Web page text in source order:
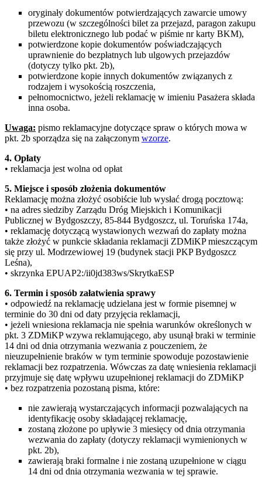
oryginały dokumentów potwierdzających zawarcie umowy
przewozu (w szczególności bilet za przejazd, paragon zakupu
biletu elektronicznego lub podać w piśmie nr karty BKM),
potwierdzone kopie dokumentów poświadczających
uprawnienie do bezpłatnych lub ulgowych przejazdów
(dotyczy tylko pkt. 2b),
potwierdzone kopie innych dokumentów związanych z
rodzajem i wysokością roszczenia,
pełnomocnictwo, jeżeli reklamację w imieniu Pasażera składa
inna osoba.
Uwaga: pismo reklamacyjne dotyczące spraw o których mowa w
pkt. 2b sporządza się na załączonym wzorze.
4. Opłaty
• reklamacja jest wolna od opłat
5. Miejsce i sposób złożenia dokumentów
Reklamację można złożyć osobiście lub wysłać drogą pocztową:
• na adres siedziby Zarządu Dróg Miejskich i Komunikacji
Publicznej w Bydgoszczy, 85-844 Bydgoszcz, ul. Toruńska 174a,
• reklamację dotyczącą wystawionych wezwań do zapłaty można
także złożyć w punkcie składania reklamacji ZDMiKP mieszczącym
się przy ul. Modrzewiowej 19 (budynek stacji PKP Bydgoszcz
Leśna),
• skrzynka EPUAP2:/ii0jd383ws/SkrytkaESP
6. Termin i sposób załatwienia sprawy
• odpowiedź na reklamację udzielana jest w formie pisemnej w
terminie do 30 dni od daty przyjęcia reklamacji,
• jeżeli wniesiona reklamacja nie spełnia warunków określonych w
pkt. 3 ZDMiKP wzywa reklamującego, aby usunął braki w terminie
14 dni od dnia otrzymania wezwania z pouczeniem, że
nieuzupełnienie braków w tym terminie spowoduje pozostawienie
reklamacji bez rozpatrzenia. Wówczas za datę wniesienia reklamacji
przyjmuje się datę wpływu uzupełnionej reklamacji do ZDMiKP
• bez rozpatrzenia pozostaną pisma, które:
nie zawierają wystarczających informacji pozwalających na
identyfikację osoby składającej reklamację,
zostaną złożone po upływie 3 miesięcy od dnia otrzymania
wezwania do zapłaty (dotyczy reklamacji wymienionych w
pkt. 2b),
zawierają braki formalne i nie zostaną uzupełnione w ciągu
14 dni od dnia otrzymania wezwania w tej sprawie.